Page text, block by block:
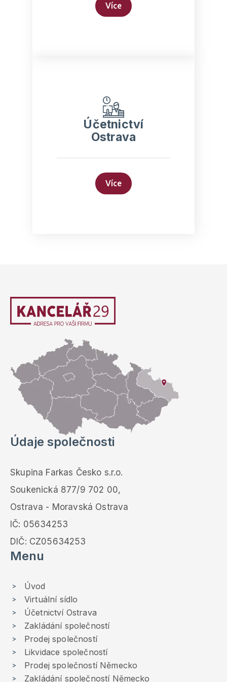
Více
Účetnictví
Ostrava
Více
Účetnictví Ostrava
Kompletní zastupování před
Dedikovaný účetní a mzdový
Konzultace v rámci
poskytovaných služeb
Údaje společnosti
Skupina Farkas Česko s.r.o.
Soukenická 877/9 702 00,
Ostrava - Moravská Ostrava
IČ: 05634253
DIČ: CZ05634253
Menu
Úvod
Virtuální sídlo
Účetnictví Ostrava
Zakládání společností
Prodej společností
Likvidace společností
Prodej společností Německo
Zakládání společností Německo